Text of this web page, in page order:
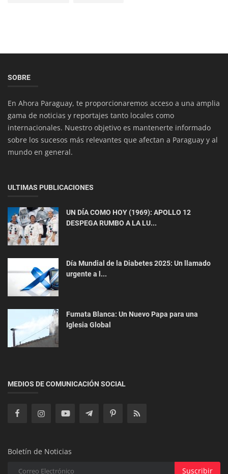
Evacuados y Recursos...
Economía
Paraguay abre camino a la exportación de
tomate a Argentina y se prepa...
Cervecera Paraguaya
SOBRE
En Ahora Paraguay, te proporcionaremos acceso a una amplia
gama de noticias y reportajes tanto locales como
internacionales. Nuestro objetivo es mantenerte informado
sobre los sucesos más relevantes que afectan a Paraguay y al
mundo en general.
ULTIMAS PUBLICACIONES
UN DÍA COMO HOY (1969): APOLLO 12
DESPEGA RUMBO A LA LU...
Día Mundial de la Diabetes 2025: Un llamado
urgente a l...
Fumata Blanca: Un Nuevo Papa para una
Iglesia Global
MEDIOS DE COMUNICACIÓN SOCIAL
Boletín de Noticias
Suscribir